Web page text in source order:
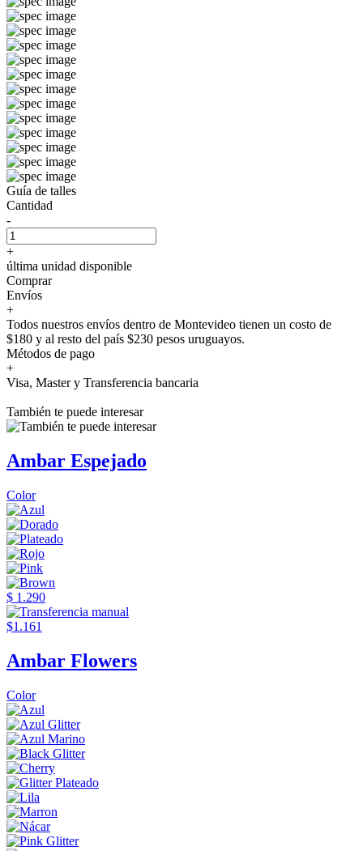
Guía de talles
Cantidad
-
+
última unidad disponible
Comprar
Envíos
+
Todos nuestros envíos dentro de Montevideo tienen un costo de
$180 y al resto del país $230 pesos uruguayos.
Métodos de pago
+
Visa, Master y Transferencia bancaria
También te puede interesar
Ambar Espejado
Color
$ 1.290
$1.161
Ambar Flowers
Color